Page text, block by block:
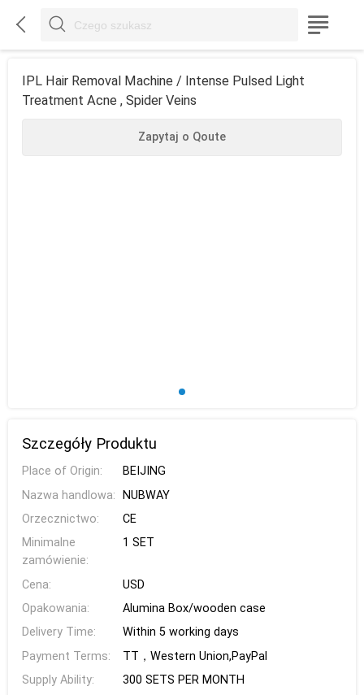
  
IPL Hair Removal Machine / Intense Pulsed Light
Treatment Acne , Spider Veins
Zapytaj o Qoute
Szczegóły Produktu
Place of Origin:
BEIJING
Nazwa handlowa:
NUBWAY
Orzecznictwo:
CE
Minimalne
zamówienie:
1 SET
Cena:
USD
Opakowania:
Alumina Box/wooden case
Delivery Time:
Within 5 working days
Payment Terms:
TT，Western Union,PayPal
Supply Ability:
300 SETS PER MONTH